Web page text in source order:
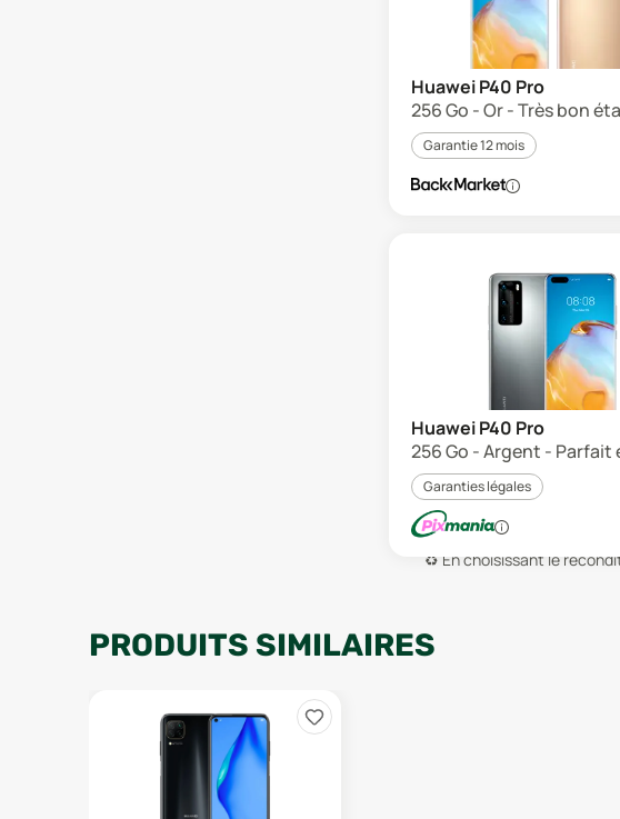
Huawei P40 Pro
256 Go - Or - Très bon
Garantie 12 mois
Huawei P40 Pro
256 Go - Argent - Parfait
Garanties légales
♻️ En choisissant le
PRODUITS SIMILAIRES